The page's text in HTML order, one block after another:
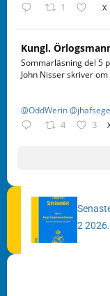
1 X
Kungl.
Sommarläsning del 5
John Nisser skriver
@OddWerin
4 3
2 2026.